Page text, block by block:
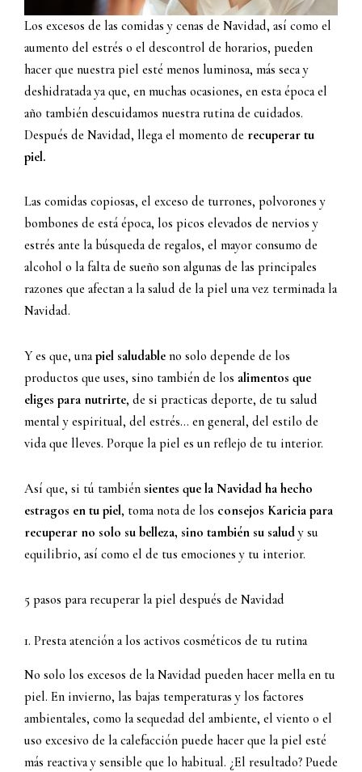
Los excesos de las comidas y cenas de Navidad, así como el
aumento del estrés o el descontrol de horarios, pueden
hacer que nuestra piel esté menos luminosa, más seca y
deshidratada ya que, en muchas ocasiones, en esta época el
año también descuidamos nuestra rutina de cuidados.
Después de Navidad, llega el momento de recuperar tu
piel.
Las comidas copiosas, el exceso de turrones, polvorones y
bombones de está época, los picos elevados de nervios y
estrés ante la búsqueda de regalos, el mayor consumo de
alcohol o la falta de sueño son algunas de las principales
razones que afectan a la salud de la piel una vez terminada la
Navidad.
Y es que, unapiel saludable no solo depende de los
productos que uses, sino también de los alimentos que
eliges para nutrirte, de si practicas deporte, de tu salud
mental y espiritual, del estrés… en general, del estilo de
vida que lleves. Porque la piel es un reflejo de tu interior.
Así que, si tú también sientes que la Navidad ha hecho
estragos en tu piel, toma nota de los consejos Karicia para
recuperar no solo su belleza, sino también su saludy su
equilibrio, así como el de tus emociones y tu interior.
5 pasos para recuperar la piel después de Navidad
1. Presta atención a los activos cosméticos de tu rutina
No solo los excesos de la Navidad pueden hacer mella en tu
piel. En invierno, las bajas temperaturas y los factores
ambientales, como la sequedad del ambiente, el viento o el
uso excesivo de la calefacción puede hacer que la piel esté
más reactiva y sensible que lo habitual. ¿El resultado? Puede